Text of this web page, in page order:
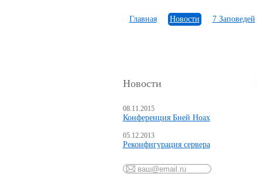
Главная Новости 7 Заповедей
Новости
08.11.2015
Конференция Бней Ноах
05.12.2013
Реконфигурация сервера